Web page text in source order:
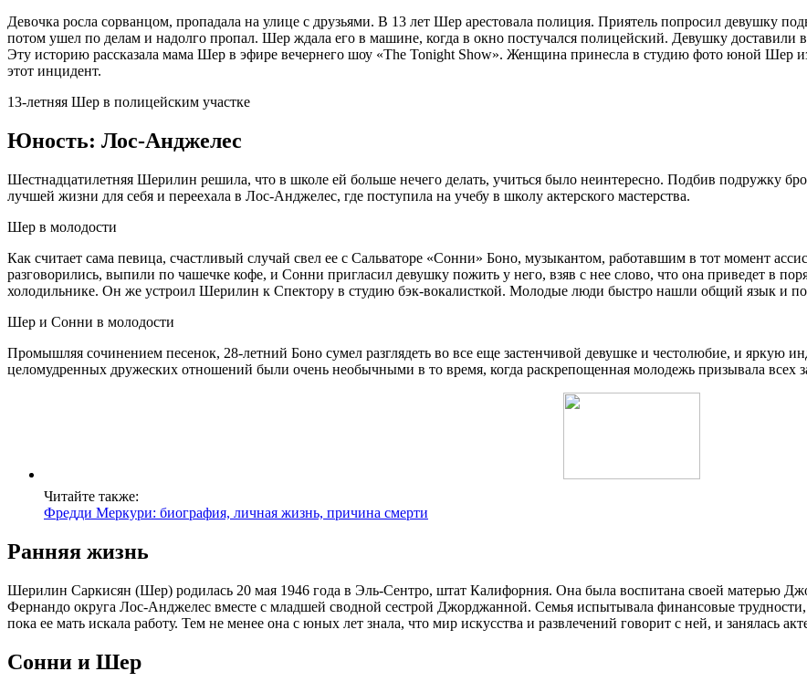
Девочка росла сорванцом, пропадала на улице с друзьями. В 13 лет Шер арестовала полиция. Приятель попросил девушку
потом ушел по делам и надолго пропал. Шер ждала его в машине, когда в окно постучался полицейский. Девушку доставили
Эту историю рассказала мама Шер в эфире вечернего шоу «The Tonight Show». Женщина принесла в студию фото юной Шер
этот инцидент.
13-летняя Шер в полицейским участке
Юность: Лос-Анджелес
Шестнадцатилетняя Шерилин решила, что в школе ей больше нечего делать, учиться было неинтересно. Подбив подружку
лучшей жизни для себя и переехала в Лос-Анджелес, где поступила на учебу в школу актерского мастерства.
Шер в молодости
Как считает сама певица, счастливый случай свел ее с Сальваторе «Сонни» Боно, музыкантом, работавшим в тот момент
разговорились, выпили по чашечке кофе, и Сонни пригласил девушку пожить у него, взяв с нее слово, что она приведет в
холодильнике. Он же устроил Шерилин к Спектору в студию бэк-вокалисткой. Молодые люди быстро нашли общий язык и
Шер и Сонни в молодости
Промышляя сочинением песенок, 28-летний Боно сумел разглядеть во все еще застенчивой девушке и честолюбие, и яркую
целомудренных дружеских отношений были очень необычными в то время, когда раскрепощенная молодежь призывала всех
Читайте также:
Фредди Меркури: биография, личная жизнь, причина смерти
Ранняя жизнь
Шерилин Саркисян (Шер) родилась 20 мая 1946 года в Эль-Сентро, штат Калифорния. Она была воспитана своей матерью
Фернандо округа Лос-Анджелес вместе с младшей сводной сестрой Джорджанной. Семья испытывала финансовые
пока ее мать искала работу. Тем не менее она с юных лет знала, что мир искусства и развлечений говорит с ней, и занялась
Сонни и Шер